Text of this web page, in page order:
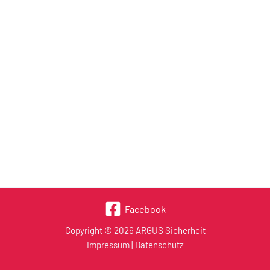
Facebook
Copyright © 2026 ARGUS Sicherheit
Impressum| Datenschutz